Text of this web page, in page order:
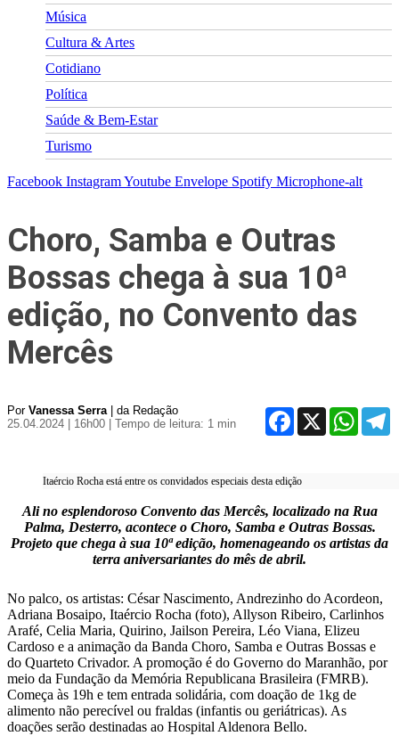
Música
Cultura & Artes
Cotidiano
Política
Saúde & Bem-Estar
Turismo
Facebook InstagramYoutube Envelope Spotify Microphone-alt
Choro, Samba e Outras
Bossas chega à sua 10ª
edição, no Convento das
Mercês
Por Vanessa Serra| da Redação
25.04.2024 | 16h00
| Tempo de leitura: 1 min
Facebook
X
Itaércio Rocha está entre os convidados especiais desta edição
Ali no esplendoroso Convento das Mercês, localizado na Rua
Palma, Desterro, acontece o Choro, Samba e Outras Bossas.
Projeto que chega à sua 10ª edição, homenageando os artistas da
terra aniversariantes do mês de abril.
No palco, os artistas: César Nascimento, Andrezinho do Acordeon,
Adriana Bosaipo, Itaércio Rocha (foto), Allyson Ribeiro, Carlinhos
Arafé, Celia Maria, Quirino, Jailson Pereira, Léo Viana, Elizeu
Cardoso e a animação da Banda Choro, Samba e Outras Bossas e
do Quarteto Crivador. A promoção é do Governo do Maranhão, por
meio da Fundação da Memória Republicana Brasileira (FMRB).
Começa às 19h e tem entrada solidária, com doação de 1kg de
alimento não perecível ou fraldas (infantis ou geriátricas). As
doações serão destinadas ao Hospital Aldenora Bello.